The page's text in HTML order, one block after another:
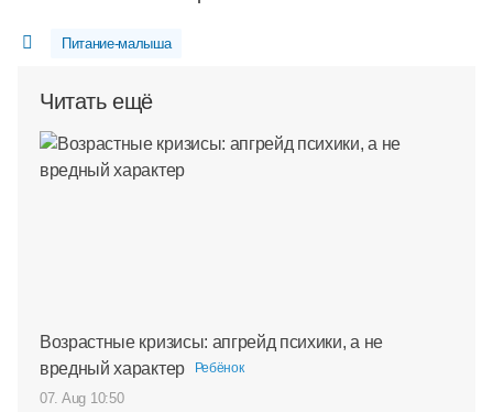
Питание-малыша
Читать ещё
Возрастные кризисы: апгрейд психики, а не
вредный характер
Ребёнок
07. Aug 10:50